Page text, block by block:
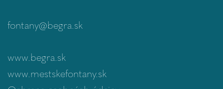
fontany@begra.sk
www.begra.sk
www.mestskefontany.sk